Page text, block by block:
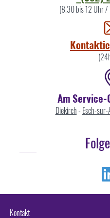
(8.30 bis 12 Uhr
Am Service-
Diekirch- Esch-sur-
Kontakt